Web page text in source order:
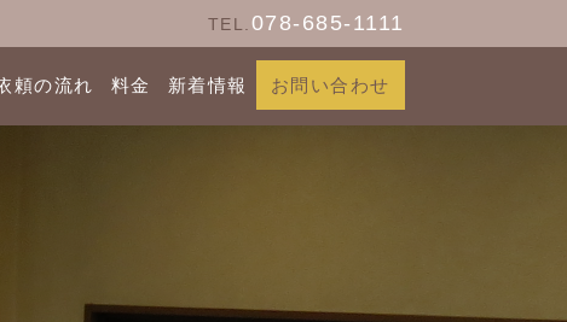
TEL. 078-685-1111
頼の流れ 料金 新着情報 お問い合わせ